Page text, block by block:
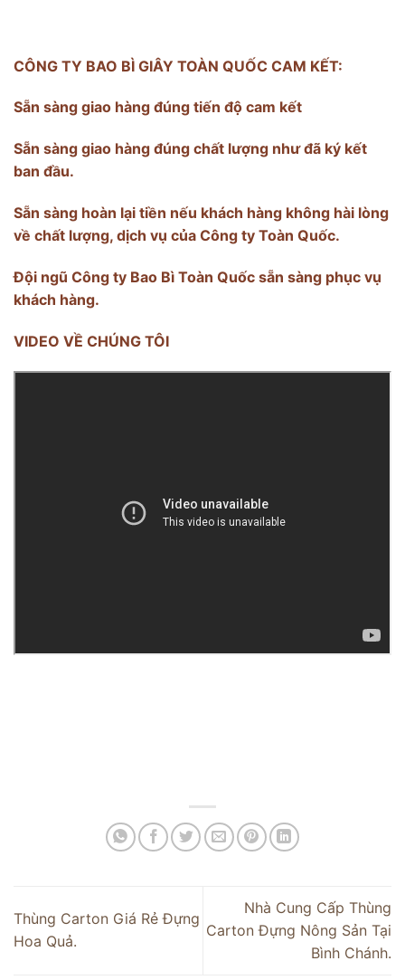
CÔNG TY BAO BÌ GIÂY TOÀN QUỐC CAM KẾT:
Sẵn sàng giao hàng đúng tiến độ cam kết
Sẵn sàng giao hàng đúng chất lượng như đã ký kết
ban đầu.
Sẵn sàng hoàn lại tiền nếu khách hàng không hài lòng
về chất lượng, dịch vụ của Công ty Toàn Quốc.
Đội ngũ Công ty Bao Bì Toàn Quốc sẵn sàng phục vụ
khách hàng.
VIDEO VỀ CHÚNG TÔI
Thùng Carton Giá Rẻ Đựng
Hoa Quả.
Nhà Cung Cấp Thùng
Carton Đựng Nông Sản Tại
Bình Chánh.